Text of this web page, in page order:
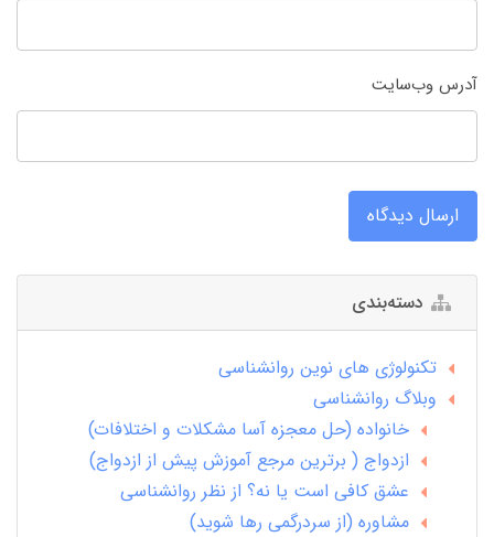
آدرس وب‌سایت
ارسال دیدگاه
دسته‌بندی
تکنولوژی های نوین روانشناسی
وبلاگ روانشناسی
خانواده (حل معجزه آسا مشکلات و اختلافات)
ازدواج ( برترین مرجع آموزش پیش از ازدواج)
عشق کافی است یا نه؟ از نظر روانشناسی
مشاوره (از سردرگمی رها شوید)